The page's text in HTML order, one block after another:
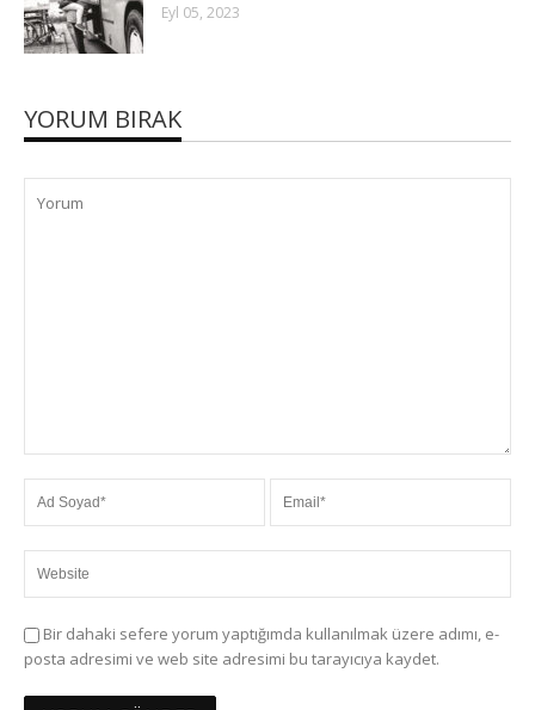
Eyl 05, 2023
YORUM BIRAK
Bir dahaki sefere yorum yaptığımda kullanılmak üzere adımı, e-
posta adresimi ve web site adresimi bu tarayıcıya kaydet.